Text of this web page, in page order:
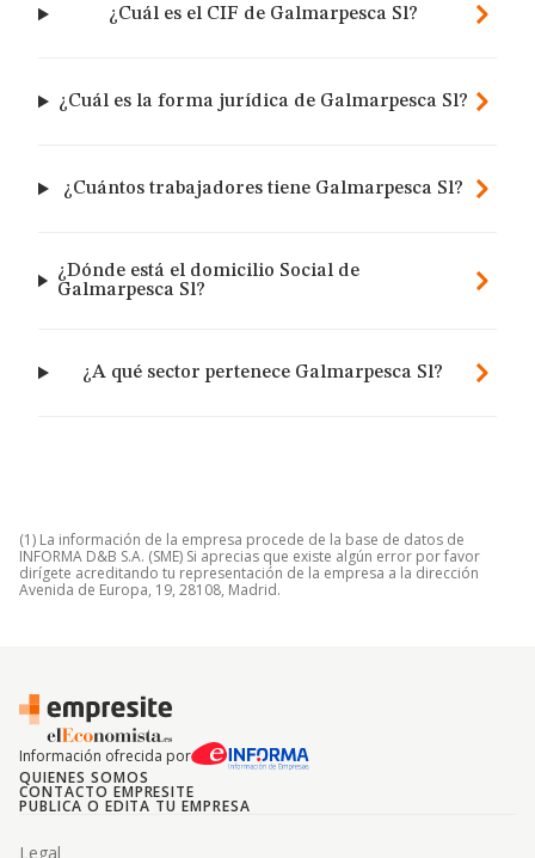
¿Cuál es el CIF de Galmarpesca Sl?
¿Cuál es la forma jurídica de Galmarpesca Sl?
¿Cuántos trabajadores tiene Galmarpesca Sl?
¿Dónde está el domicilio Social de
Galmarpesca Sl?
¿A qué sector pertenece Galmarpesca Sl?
(1) La información de la empresa procede de la base de datos de
INFORMA D&B S.A. (SME) Si aprecias que existe algún error por favor
dirígete acreditando tu representación de la empresa a la dirección
Avenida de Europa, 19, 28108, Madrid.
Información ofrecida por
QUIENES SOMOS
CONTACTO EMPRESITE
PUBLICA O EDITA TU EMPRESA
Legal